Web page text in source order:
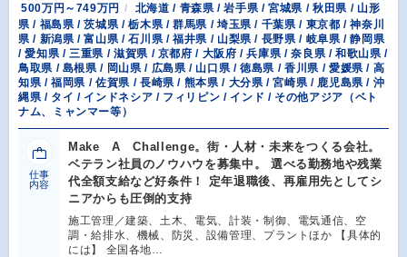
500万円～749万円
北海道 / 青森県 / 岩手県 / 宮城県 / 秋田県 / 山形
県 / 福島県 / 茨城県 / 栃木県 / 群馬県 / 埼玉県 / 千葉県 / 東京都 / 神奈川
県 / 新潟県 / 富山県 / 石川県 / 福井県 / 山梨県 / 長野県 / 岐阜県 / 静岡県
/ 愛知県 / 三重県 / 滋賀県 / 京都府 / 大阪府 / 兵庫県 / 奈良県 / 和歌山県 /
鳥取県 / 島根県 / 岡山県 / 広島県 / 山口県 / 徳島県 / 香川県 / 愛媛県 / 高
知県 / 福岡県 / 佐賀県 / 長崎県 / 熊本県 / 大分県 / 宮崎県 / 鹿児島県 / 沖
縄県 / タイ / インドネシア / フィリピン / インド / その他アジア（ベト
ナム、ミャンマー等）
仕事
内容
Make A Challenge。街・人材・未来をつくる会社。
ベテラン社員のノウハウを募集中。 選べる勤務地や残業
代全額支給など好条件！ 定年退職後、再雇用先としてシ
ニアからも圧倒的支持
施工管理／建築、土木、電気、計装・制御、電気通信、空
調・給排水、機械、防災、設備管理、プラントほか 【具体的
には】 全国各地…